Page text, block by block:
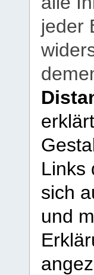
jeder
Links
sich
und